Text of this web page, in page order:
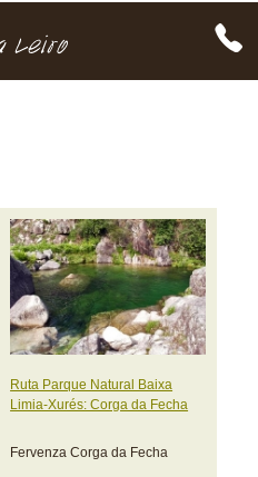
Ruta Parque Natural Baixa
Limia-Xurés: Corga da Fecha
Fervenza Corga da Fecha